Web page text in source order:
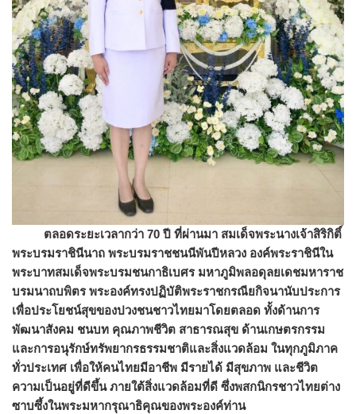
ตลอดระยะเวลากว่า 70 ปี ที่ผ่านมา สมเด็จพระนางเจ้าสิริกิติ์
พระบรมราชินีนาถ พระบรมราชชนนีพันปีหลวง องค์พระราชินีใน
พระบาทสมเด็จพระบรมชนกาธิเบศร มหาภูมิพลอดุลยเดชมหาราช
บรมนาถบพิตร พระองค์ทรงปฏิบัติพระราชกรณียกิจนานับประการ
เพื่อประโยชน์สุขของปวงชนชาวไทยมาโดยตลอด ทั้งด้านการ
พัฒนาสังคม ชนบท คุณภาพชีวิต สาธารณสุข ด้านเกษตรกรรม
และการอนุรักษ์ทรัพยากรธรรมชาติและสิ่งแวดล้อม ในทุกภูมิภาค
ทั่วประเทศ เพื่อให้คนไทยมีอาชีพ มีรายได้ มีสุขภาพ และชีวิต
ความเป็นอยู่ที่ดีขึ้น ภายใต้สิ่งแวดล้อมที่ดี ซึ่งพสกนิกรชาวไทยต่าง
ซาบซึ้งในพระมหากรุณาธิคุณของพระองค์ท่าน